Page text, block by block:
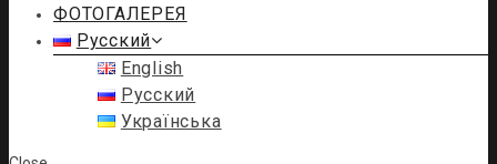
ФОТОГАЛЕРЕЯ
Русский
English
Русский
Українська